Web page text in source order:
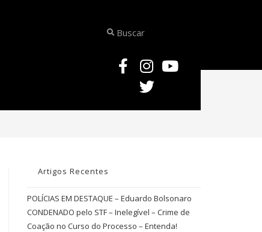
Artigos Recentes
POLÍCIAS EM DESTAQUE – Eduardo Bolsonaro
CONDENADO pelo STF – Inelegível – Crime de
Coação no Curso do Processo – Entenda!